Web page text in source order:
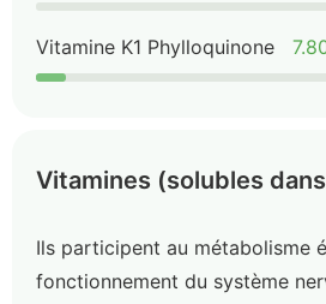
Vitamine K1 Phylloquinone
Vitamines (solubles
Ils participent au métabolisme
fonctionnement du système